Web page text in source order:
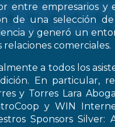
entre empresarios y
de una selección
y generó un
comerciales.
a todos los
En particular,
y Torres Lara
y WIN
Sponsors Silver: